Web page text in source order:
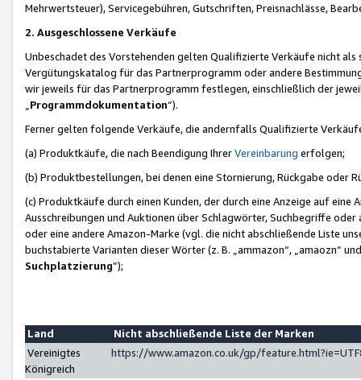
Mehrwertsteuer), Servicegebühren, Gutschriften, Preisnachlässe,
2. Ausgeschlossene Verkäufe
Unbeschadet des Vorstehenden gelten Qualifizierte Verkäufe nicht
Vergütungskatalog für das Partnerprogramm oder andere
wir jeweils für das Partnerprogramm festlegen, einschließlich der
Programmdokumentation“).
Ferner gelten folgende Verkäufe, die andernfalls Qualifizierte
(a) Produktkäufe, die nach Beendigung IhrerVereinbarung erfolgen;
(b) Produktbestellungen, bei denen eine Stornierung, Rückgabe oder
(c) Produktkäufe durch einen Kunden, der durch eine Anzeige auf
Ausschreibungen und Auktionen über Schlagwörter, Suchbegriffe
oder eine andere Amazon-Marke (vgl. die nicht abschließende Liste
buchstabierte Varianten dieser Wörter (z. B. „ammazon“, „amaozn“
Suchplatzierung”);
Land
Nicht abschließende Liste der Marken
Vereinigtes
Königreich
https://www.amazon.co.uk/gp/